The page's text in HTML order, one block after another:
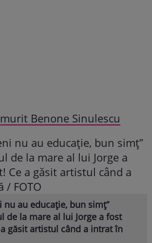
Benone Sinulescu
nu au educație, bun simț”
de la mare al lui Jorge a fost
găsit artistul când a intrat în